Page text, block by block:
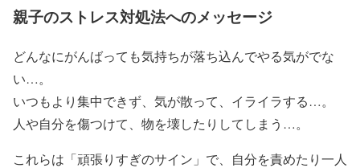
時。
pic.twitter.com/5WFoSjzEpt
— 卵かけご飯 (@wrJ73G9QkH4flZf)
親子のストレス対処法へのメッセージ
どんなにがんばっても気持ちが落ち込んでやる気がでな
い…。
いつもより集中できず、気が散って、イライラする…。
人や自分を傷つけて、物を壊したりしてしまう…。
これらは「頑張りすぎのサイン」で、自分を責めたり一人